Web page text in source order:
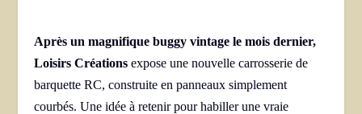
Après un magnifique buggy vintage le mois dernier,
Loisirs Créations expose une nouvelle carrosserie de
barquette RC, construite en panneaux simplement
courbés. Une idée à retenir pour habiller une vraie